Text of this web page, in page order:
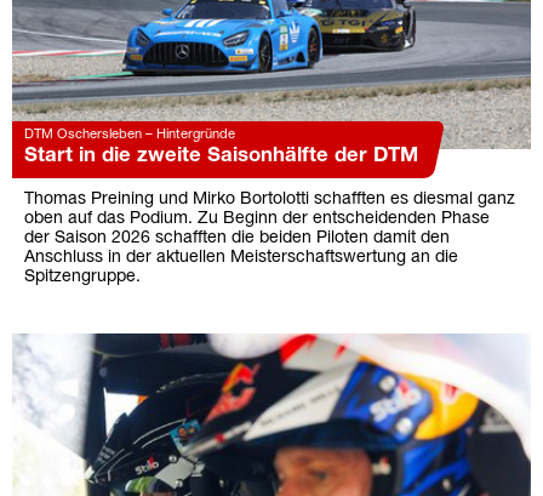
DTM Oschersleben – Hintergründe
Start in die zweite Saisonhälfte der DTM
Thomas Preining und Mirko Bortolotti schafften es diesmal ganz
oben auf das Podium. Zu Beginn der entscheidenden Phase
der Saison 2026 schafften die beiden Piloten damit den
Anschluss in der aktuellen Meisterschaftswertung an die
Spitzengruppe.